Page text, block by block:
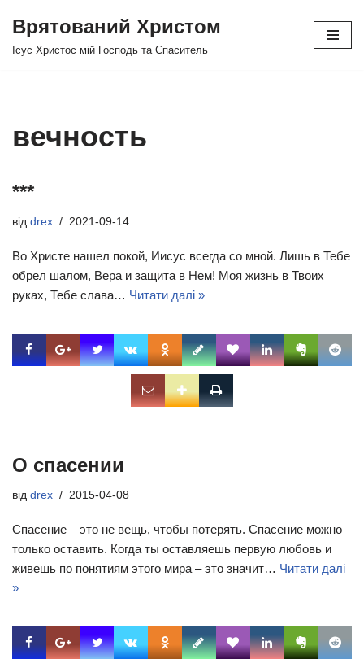
Перейти
Врятований Христом
Ісус Христос мій Господь та Спаситель
вечность
***
від drex 2021-09-14
Во Христе нашел покой, Иисус всегда со мной. Лишь в Тебе
обрел шалом, Вера и защита в Нем! Моя жизнь в Твоих
руках, Тебе слава… Читати далі »
О спасении
від drex 2015-04-08
Спасение – это не вещь, чтобы потерять. Спасение можно
только оставить. Когда ты оставляешь первую любовь и
живешь по понятиям этого мира – это значит… Читати далі
»